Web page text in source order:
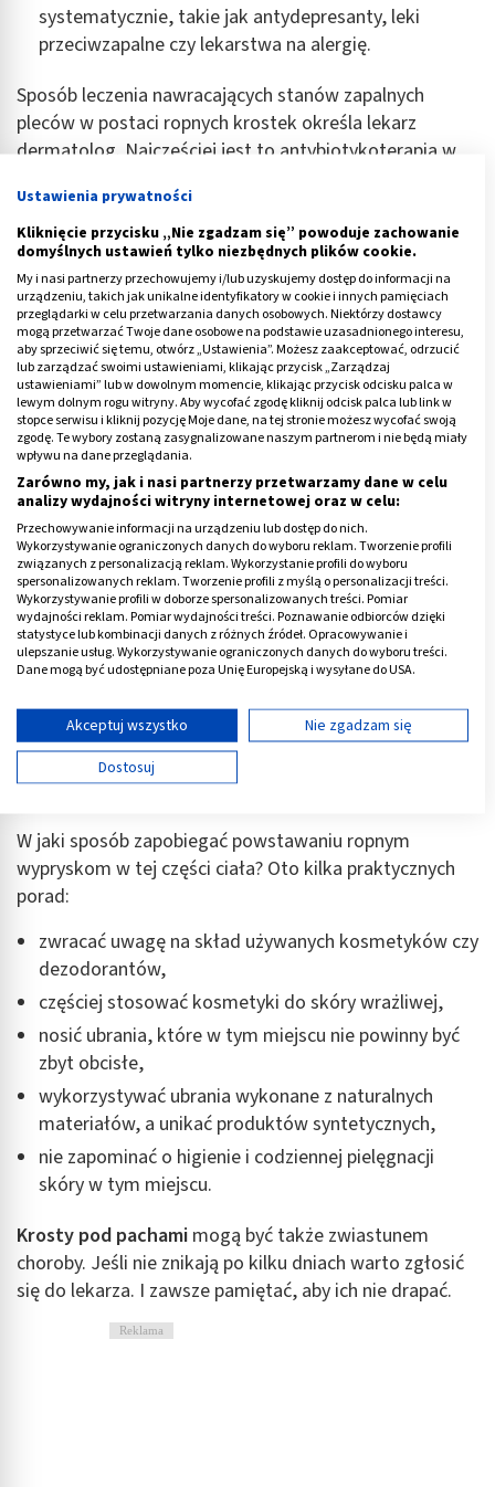
systematycznie, takie jak antydepresanty, leki
przeciwzapalne czy lekarstwa na alergię.
Sposób leczenia nawracających stanów zapalnych
pleców w postaci ropnych krostek określa lekarz
dermatolog. Najczęściej jest to antybiotykoterapia w
witaminy A, dość powszechnie stosowane w leczeniu
schorzeń dermatologicznych.
Reklama
Ropne krosty pod pachami
Dość często pojawiają się także ropne krosty pod
pachami. Tego rodzaju zmiany często związane są z
nadmierną potliwością. Inną przyczyną jest także
niewłaściwa depilacja skóry pod pachami. To miejsce
W jaki sposób zapobiegać powstawaniu ropnym
wypryskom w tej części ciała? Oto kilka praktycznych
porad:
zwracać uwagę na skład używanych kosmetyków czy
dezodorantów,
częściej stosować kosmetyki do skóry wrażliwej,
nosić ubrania, które w tym miejscu nie powinny być
zbyt obcisłe,
wykorzystywać ubrania wykonane z naturalnych
materiałów, a unikać produktów syntetycznych,
nie zapominać o higienie i codziennej pielęgnacji
skóry w tym miejscu.
Krosty pod pachami mogą być także zwiastunem
choroby. Jeśli nie znikają po kilku dniach warto zgłosić
się do lekarza. I zawsze pamiętać, aby ich nie drapać.
Reklama
Ustawienia prywatności
Kliknięcie przycisku „Nie zgadzam się” powoduje zachowanie
domyślnych ustawień tylko niezbędnych plików cookie.
My i nasi partnerzy przechowujemy i/lub uzyskujemy dostęp do informacji na
urządzeniu, takich jak unikalne identyfikatory w cookie i innych pamięciach
przeglądarki w celu przetwarzania danych osobowych. Niektórzy dostawcy
mogą przetwarzać Twoje dane osobowe na podstawie uzasadnionego interesu,
aby sprzeciwić się temu, otwórz „Ustawienia”. Możesz zaakceptować, odrzucić
lub zarządzać swoimi ustawieniami, klikając przycisk „Zarządzaj
ustawieniami” lub w dowolnym momencie, klikając przycisk odcisku palca w
lewym dolnym rogu witryny. Aby wycofać zgodę kliknij odcisk palca lub link w
stopce serwisu i kliknij pozycję Moje dane, na tej stronie możesz wycofać swoją
zgodę. Te wybory zostaną zasygnalizowane naszym partnerom i nie będą miały
wpływu na dane przeglądania.
Zarówno my, jak i nasi partnerzy przetwarzamy dane w celu
analizy wydajności witryny internetowej oraz w celu:
Przechowywanie informacji na urządzeniu lub dostęp do nich.
Wykorzystywanie ograniczonych danych do wyboru reklam. Tworzenie profili
związanych z personalizacją reklam. Wykorzystanie profili do wyboru
spersonalizowanych reklam. Tworzenie profili z myślą o personalizacji treści.
Wykorzystywanie profili w doborze spersonalizowanych treści. Pomiar
wydajności reklam. Pomiar wydajności treści. Poznawanie odbiorców dzięki
statystyce lub kombinacji danych z różnych źródeł. Opracowywanie i
ulepszanie usług. Wykorzystywanie ograniczonych danych do wyboru treści.
Dane mogą być udostępniane poza Unię Europejską i wysyłane do USA.
Wyświetl listę partnerów (11 dostawców IAB)
Używamy Twoich danych w następujących celach:
Cele przetwarzania IAB:
dostęp do nich
Wykorzystywanie ograniczonych danych do
wyboru reklam
Tworzenie profili w celu spersonalizowanych
reklam
Wykorzystanie profili do wyboru
spersonalizowanych reklam
Tworzenie profili w celu personalizacji treści
Wykorzystywanie profili w celu doboru
spersonalizowanych treści
Pomiar efektywności reklam
Pomiar efektywności treści
Rozumienie odbiorców dzięki statystyce lub
kombinacji danych z różnych źródeł
Rozwój i ulepszanie usług
Akceptuj wszystko
Nie zgadzam się
Dostosuj